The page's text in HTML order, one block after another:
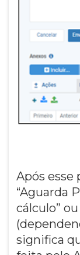
Após esse
“Aguarda
cálculo”
significa